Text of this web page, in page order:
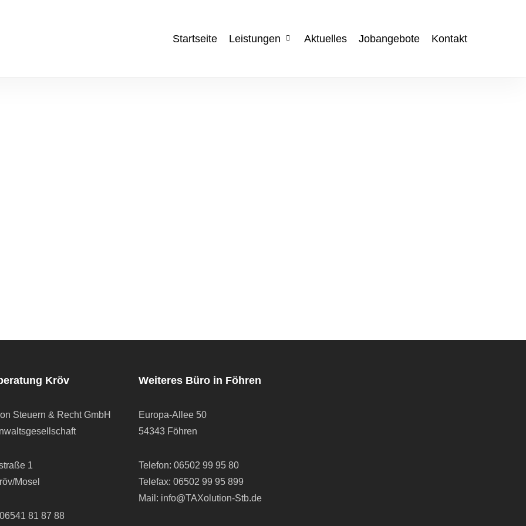
Startseite Leistungen Aktuelles Jobangebote Kontakt
Kröv
Steuern & Recht GmbH
1
Mosel
06541 81 87 88
Weiteres Büro in Föhren
Europa-Allee 50
54343 Föhren
Telefon: 06502 99 95 80
Telefax: 06502 99 95 899
Mail: info@TAXolution-Stb.de